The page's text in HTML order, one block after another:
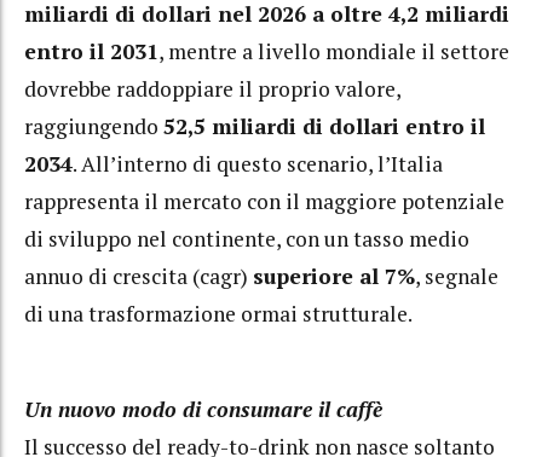
miliardi di dollari nel 2026 a oltre 4,2 miliardi
entro il 2031, mentre a livello mondiale il settore
dovrebbe raddoppiare il proprio valore,
raggiungendo 52,5 miliardi di dollari entro il
2034. All’interno di questo scenario, l’Italia
rappresenta il mercato con il maggiore potenziale
di sviluppo nel continente, con un tasso medio
annuo di crescita (cagr) superiore al 7%, segnale
di una trasformazione ormai strutturale.
Un nuovo modo di consumare il caffè
Il successo del ready-to-drink non nasce soltanto